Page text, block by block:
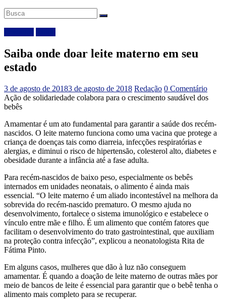
Saiba onde doar leite materno em seu
estado
3 de agosto de 20183 de agosto de 2018 Redação 0 Comentário
Ação de solidariedade colabora para o crescimento saudável dos
bebês
Amamentar é um ato fundamental para garantir a saúde dos recém-
nascidos. O leite materno funciona como uma vacina que protege a
criança de doenças tais como diarreia, infecções respiratórias e
alergias, e diminui o risco de hipertensão, colesterol alto, diabetes e
obesidade durante a infância até a fase adulta.
Para recém-nascidos de baixo peso, especialmente os bebês
internados em unidades neonatais, o alimento é ainda mais
essencial. “O leite materno é um aliado incontestável na melhora da
sobrevida do recém-nascido prematuro. O mesmo ajuda no
desenvolvimento, fortalece o sistema imunológico e estabelece o
vínculo entre mãe e filho. É um alimento que contém fatores que
facilitam o desenvolvimento do trato gastrointestinal, que auxiliam
na proteção contra infecção”, explicou a neonatologista Rita de
Fátima Pinto.
Em alguns casos, mulheres que dão à luz não conseguem
amamentar. É quando a doação de leite materno de outras mães por
meio de bancos de leite é essencial para garantir que o bebê tenha o
alimento mais completo para se recuperar.